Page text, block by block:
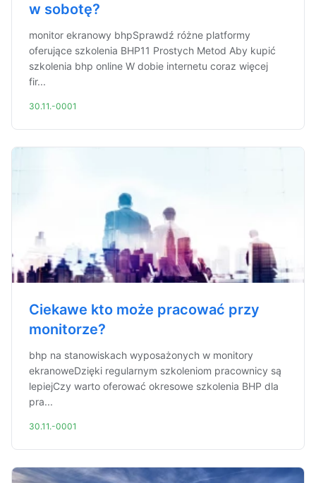
w sobotę?
monitor ekranowy bhpSprawdź różne platformy
oferujące szkolenia BHP11 Prostych Metod Aby kupić
szkolenia bhp online W dobie internetu coraz więcej
fir...
30.11.-0001
Ciekawe kto może pracować przy
monitorze?
bhp na stanowiskach wyposażonych w monitory
ekranoweDzięki regularnym szkoleniom pracownicy są
lepiejCzy warto oferować okresowe szkolenia BHP dla
pra...
30.11.-0001